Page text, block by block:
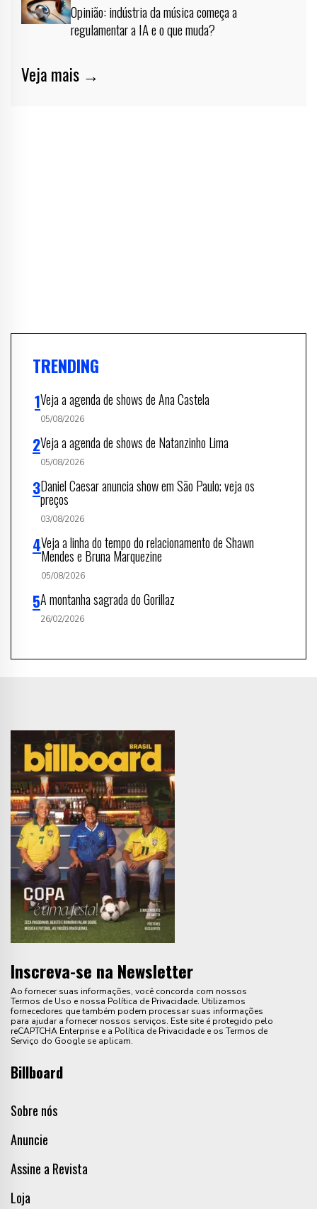
Opinião: indústria da música começa a
regulamentar a IA e o que muda?
Veja mais →
TRENDING
Veja a agenda de shows de Ana Castela
05/08/2026
Veja a agenda de shows de Natanzinho Lima
05/08/2026
Daniel Caesar anuncia show em São Paulo; veja os
preços
03/08/2026
Veja a linha do tempo do relacionamento de Shawn
Mendes e Bruna Marquezine
05/08/2026
A montanha sagrada do Gorillaz
26/02/2026
Inscreva-se na Newsletter
Ao fornecer suas informações, você concorda com nossos
Termos de Uso e nossa Política de Privacidade. Utilizamos
fornecedores que também podem processar suas informações
para ajudar a fornecer nossos serviços. Este site é protegido pelo
reCAPTCHA Enterprise e a Política de Privacidade e os Termos de
Serviço do Google se aplicam.
Billboard
Sobre nós
Anuncie
Assine a Revista
Loja